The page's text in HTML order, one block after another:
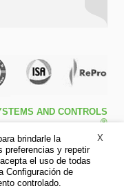
AND CONTROLS
®
5ª – Pol. Ind. l1 46540 El
Puig (Valencia)
Tfno: +34 961.473.161
Fax: +34 961.473.170
Aviso legal
X
brindarle la
preferencias y repetir
el uso de todas
Configuración de
controlado.